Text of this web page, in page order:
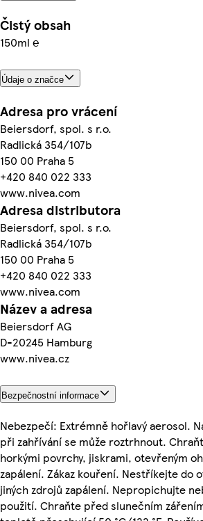
Čistý obsah
150ml ℮
Údaje o značce
Adresa pro vrácení
Beiersdorf, spol. s r.o.
Radlická 354/107b
150 00 Praha 5
+420 840 022 333
www.nivea.com
Adresa distributora
Beiersdorf, spol. s r.o.
Radlická 354/107b
150 00 Praha 5
+420 840 022 333
www.nivea.com
Název a adresa
Beiersdorf AG
D-20245 Hamburg
www.nivea.cz
Bezpečnostní informace
Nebezpečí: Extrémně hořlavý aerosol.
při zahřívání se může roztrhnout.
horkými povrchy, jiskrami, otevřeným
zapálení. Zákaz kouření. Nestříkejte do
jiných zdrojů zapálení. Nepropichujte
použití. Chraňte před slunečním